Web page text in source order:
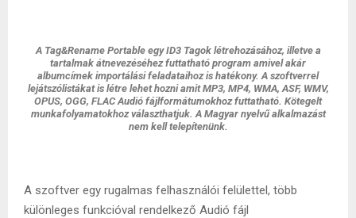
A Tag&Rename Portable egy ID3 Tagok létrehozásához, illetve a
tartalmak átnevezéséhez futtatható program amivel akár
albumcímek importálási feladataihoz is hatékony. A szoftverrel
lejátszólistákat is létre lehet hozni amit MP3, MP4, WMA, ASF, WMV,
OPUS, OGG, FLAC Audió fájlformátumokhoz futtatható. Kötegelt
munkafolyamatokhoz választhatjuk. A Magyar nyelvű alkalmazást
nem kell telepítenünk.
A szoftver egy rugalmas felhasználói felülettel, több
különleges funkcióval rendelkező Audió fájl